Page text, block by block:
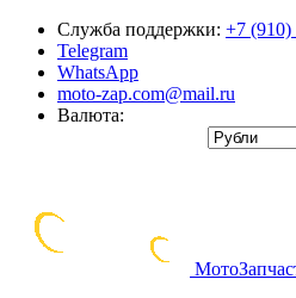
Служба поддержки: +7 (910)
Telegram
WhatsApp
moto-zap.com@mail.ru
Валюта:
Мото